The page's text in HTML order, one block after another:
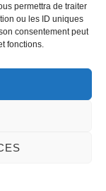
permettra de traiter
ou les ID uniques
consentement peut
fonctions.
18h00